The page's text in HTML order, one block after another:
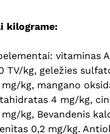
kilograme:
vitaminas A
TV/kg, geležies
kg, mangano
4 mg/kg,
kg, Bevandenis
0,2 mg/kg.